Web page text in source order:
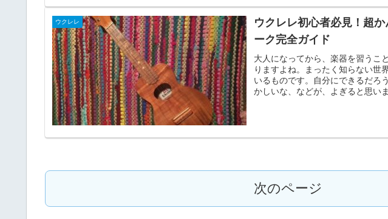
ウクレレ
ウクレレ初心者必見！超
ーク完全ガイド
大人になってから、楽器を習うこ
りますよね。まったく知らない世
いるものです。自分にできるだろ
かしいな、などが、よぎると思い
次のページ